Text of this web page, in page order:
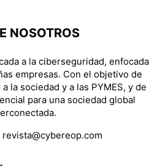
NOSOTROS
a la ciberseguridad, enfocada
empresas. Con el objetivo de
la sociedad y a las PYMES, y de
para una sociedad global
revista@cybereop.com